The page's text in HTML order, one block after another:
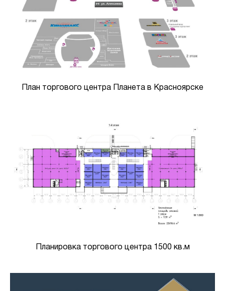
План торгового центра Планета в Красноярске
Планировка торгового центра 1500 кв.м